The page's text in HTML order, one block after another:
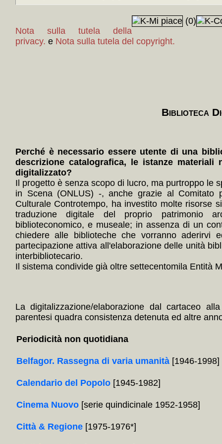
(0)
Nota sulla tutela della
privacy. e Nota sulla tutela del copyright.
Biblioteca
Perché è necessario essere utente di una
descrizione catalografica, le istanze
digitalizzato?
Il progetto è senza scopo di lucro, ma purtroppo le
in Scena (ONLUS) -, anche grazie al Comitato
Culturale Controtempo, ha investito molte risorse
traduzione digitale del proprio patrimonio
biblioteconomico, e museale; in assenza di un
chiedere alle biblioteche che vorranno aderirvi
partecipazione attiva all'elaborazione delle unità
interbibliotecario.
Il sistema condivide già oltre settecentomila Entità
La digitalizzazione/elaborazione dal cartaceo
parentesi quadra consistenza detenuta ed altre
Periodicità non quotidiana
Belfagor. Rassegna di varia umanità [1946-1998]
Calendario del Popolo [1945-1982]
Cinema Nuovo [serie quindicinale 1952-1958]
Città & Regione [1975-1976*]